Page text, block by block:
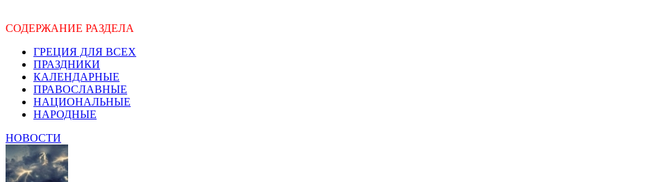
СОДЕРЖАНИЕ РАЗДЕЛА
ГРЕЦИЯ ДЛЯ ВСЕХ
ПРАЗДНИКИ
КАЛЕНДАРНЫЕ
ПРАВОСЛАВНЫЕ
НАЦИОНАЛЬНЫЕ
НАРОДНЫЕ
НОВОСТИ